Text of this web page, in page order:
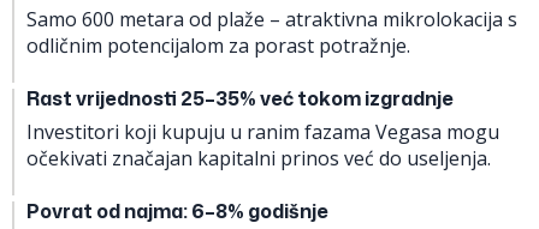
Samo 600 metara od plaže – atraktivna mikrolokacija s
odličnim potencijalom za porast potražnje.
Rast vrijednosti 25–35% već tokom izgradnje
Investitori koji kupuju u ranim fazama Vegasa mogu
očekivati značajan kapitalni prinos već do useljenja.
Povrat od najma: 6–8% godišnje